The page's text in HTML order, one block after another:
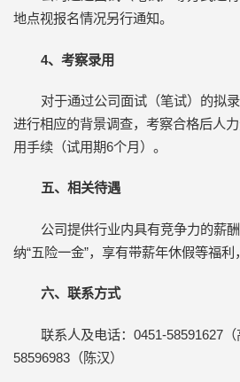
地点视报名情况另行通知。
4、考察录用
对于通过公司面试（笔试）的拟
进行相应的背景调查，考察合格后人
用手续（试用期6个月）。
五、相关待遇
公司提供行业内具有竞争力的薪
纳“五险一金”，享有带薪年休假等福利
六、联系方式
联系人及电话：0451-58591627
58596983（陈汉）